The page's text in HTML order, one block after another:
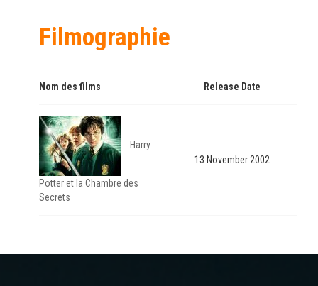
Filmographie
Nom des films Release Date
Harry
Potter et la Chambre des
Secrets
13 November 2002